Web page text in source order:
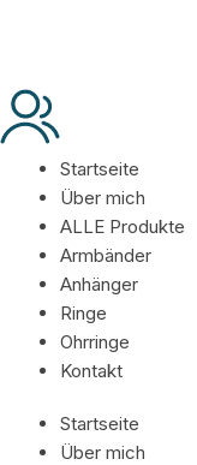
Startseite
Über mich
ALLE Produkte
Armbänder
Anhänger
Ringe
Ohrringe
Kontakt
Startseite
Über mich